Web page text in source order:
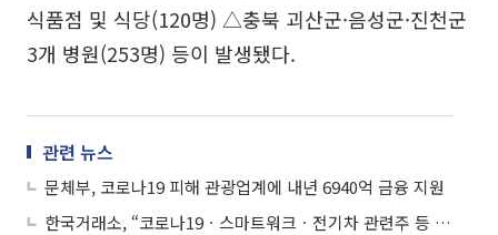
식품점 및 식당(120명) △충북 괴산군·음성군·진천군
3개 병원(253명) 등이 발생됐다.
관련 뉴스
문체부, 코로나19 피해 관광업계에 내년 6940억 금융 지원
한국거래소, “코로나19ㆍ스마트워크ㆍ전기차 관련주 등 시장경보조치 늘어”